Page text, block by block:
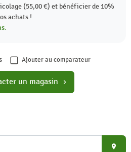
(55,00 €) et bénéficier de 10%
achats !
Ajouter au comparateur
un magasin chevron_right
place